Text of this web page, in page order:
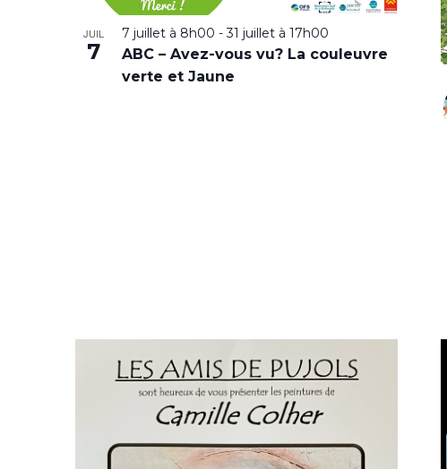
JUIL
7
7 juillet à 8h00 -31 juillet à 17h00
ABC – Avez-vous vu? La couleuvre
verte et Jaune